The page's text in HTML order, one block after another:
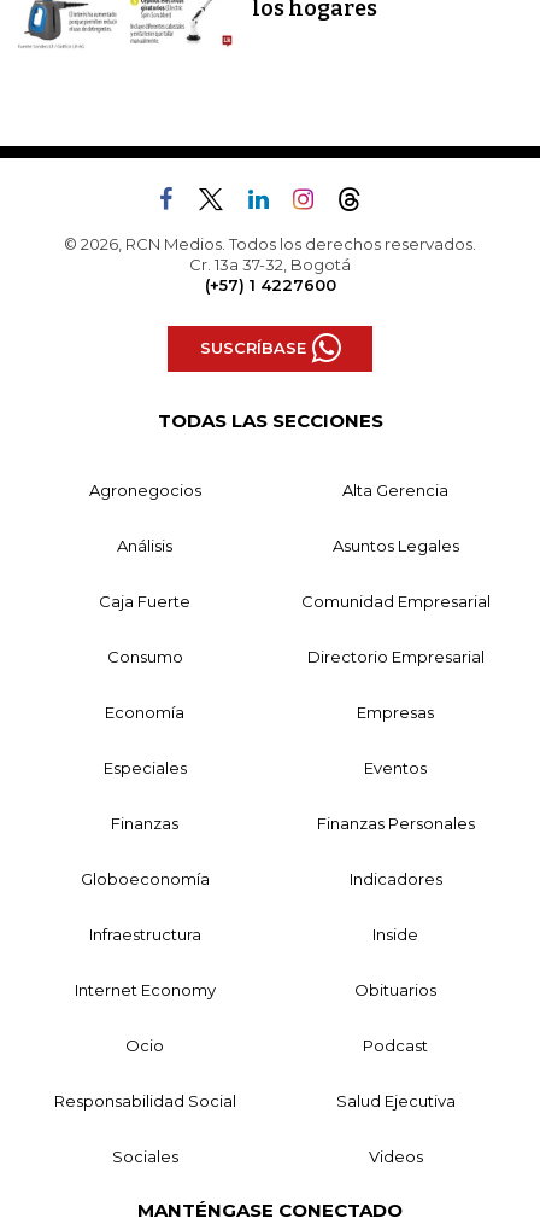
los hogares
© 2026, RCN Medios. Todos los derechos reservados.
Cr. 13a 37-32, Bogotá
(+57) 1 4227600
SUSCRÍBASE
TODAS LAS SECCIONES
Agronegocios Alta Gerencia
Análisis Asuntos Legales
Caja Fuerte Comunidad Empresarial
Consumo Directorio Empresarial
Economía Empresas
Especiales Eventos
Finanzas Finanzas Personales
Globoeconomía Indicadores
Infraestructura Inside
Internet Economy Obituarios
Ocio Podcast
Responsabilidad Social Salud Ejecutiva
Sociales Videos
MANTÉNGASE CONECTADO